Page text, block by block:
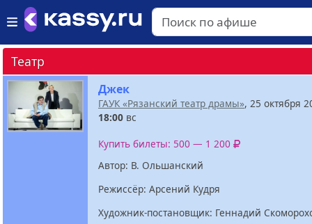
Театр
Джек
ГАУК «Рязанский театр драмы», 25 октября
18:00 вс
Купить билеты: 500 — 1 200
Автор: В. Ольшанский
Режисcёр: Арсений Кудря
Художник-постановщик: Геннадий